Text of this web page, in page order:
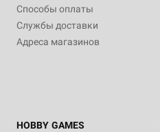
Способы оплаты
Службы доставки
Адреса магазинов
HOBBY GAMES